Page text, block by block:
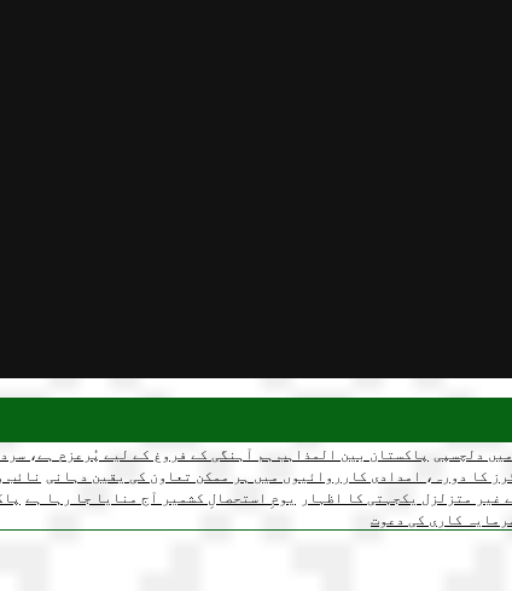
دلچسپی پاکستان بین المذاہب ہم آہنگی کے فروغ کے لیے پُرعزم ہے،
کا دورہ، امدادی کارروائیوں میں ہر ممکن تعاون کی یقین دہانی نائب
غیر متزلزل یکجہتی کا اظہار یومِ استحصالِ کشمیر آج منایا جا رہا ہے
کاری کی دعوت